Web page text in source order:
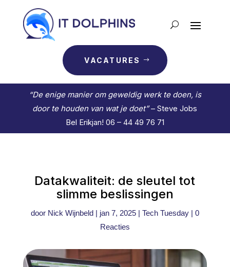
VACATURES
“De enige manier om geweldig werk te doen, is
door te houden van wat je doet”– Steve Jobs
Bel Erikjan! 06 – 44 49 76 71
Datakwaliteit: de sleutel tot
slimme beslissingen
door Nick Wijnbeld| jan 7, 2025| Tech Tuesday| 0
Reacties